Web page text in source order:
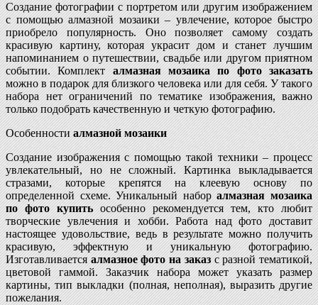
Создание фотографии с портретом или другим изображением
с помощью алмазной мозаики – увлечение, которое быстро
приобрело популярность. Оно позволяет самому создать
красивую картину, которая украсит дом и станет лучшим
напоминанием о путешествии, свадьбе или другом приятном
событии. Комплекталмазная мозаика по фото заказать
можно в подарок для близкого человека или для себя. У такого
набора нет ограничений по тематике изображения, важно
только подобрать качественную и четкую фотографию.
Особенностиалмазной мозаики
Создание изображения с помощью такой техники – процесс
увлекательный, но не сложный. Картинка выкладывается
стразами, которые крепятся на клеевую основу по
определенной схеме. Уникальный наборалмазная мозаика
по фото купитьособенно рекомендуется тем, кто любит
творческие увлечения и хобби. Работа над фото доставит
настоящее удовольствие, ведь в результате можно получить
красивую, эффектную и уникальную фотографию.
Изготавливаетсяалмазное фото на заказс разной тематикой,
цветовой гаммой. Заказчик набора может указать размер
картины, тип выкладки (полная, неполная), выразить другие
пожелания.